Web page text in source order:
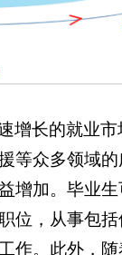
增长的就业
等众多领域
增加。毕业
，从事包括
作。此外，